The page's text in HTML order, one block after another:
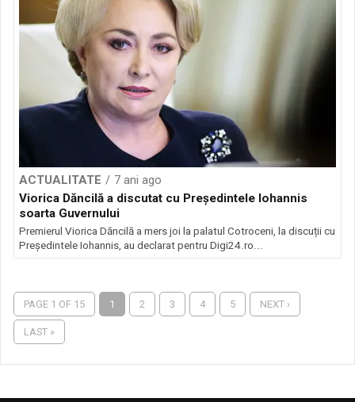
ACTUALITATE
7 ani ago
Viorica Dăncilă a discutat cu Președintele Iohannis
soarta Guvernului
Premierul Viorica Dăncilă a mers joi la palatul Cotroceni, la discuții cu
Președintele Iohannis, au declarat pentru Digi24.ro...
PAGE 1 OF 15 1 2 3 4 5 NEXT ›
LAST »